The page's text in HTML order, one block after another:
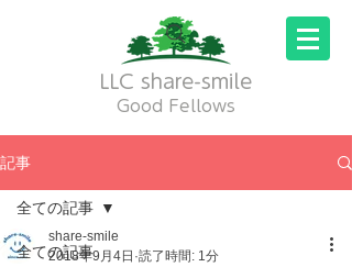
LLC share-smile
Good Fellows
記事
全ての記事
全ての記事
share-smile
2018年9月4日 読了時間: 1分